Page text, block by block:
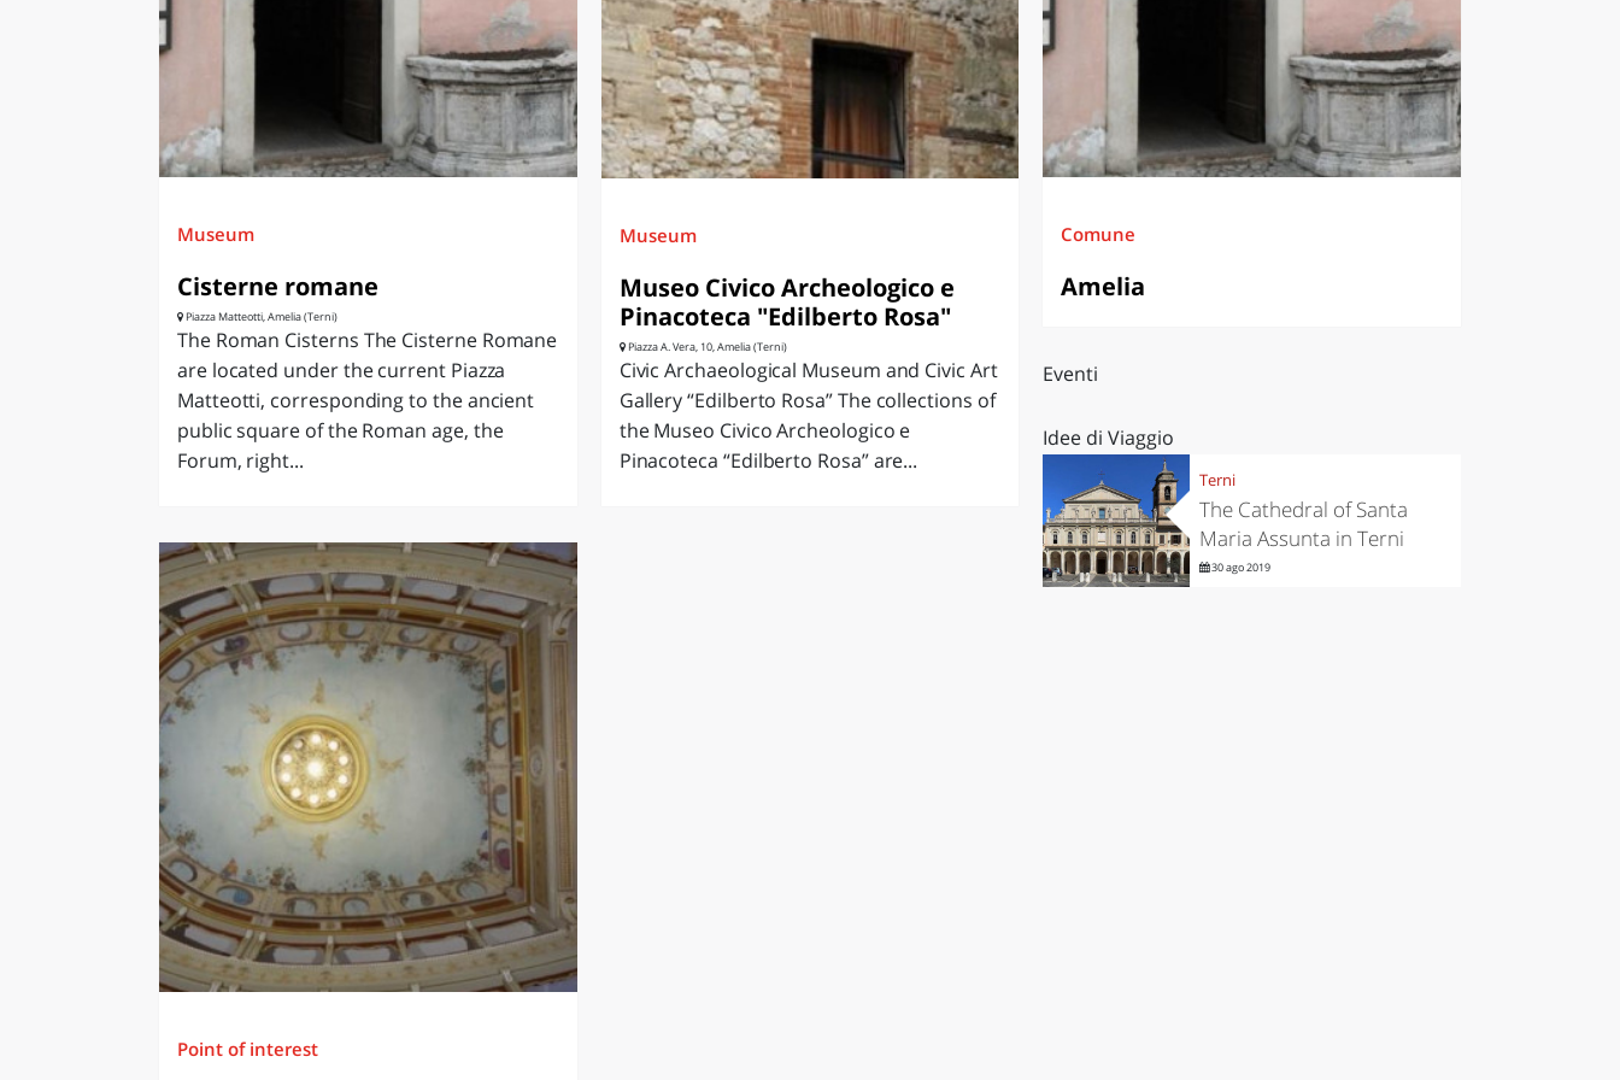
LAZIO SARDEGNA
Museum
Cisterne romane
Piazza Matteotti, Amelia (Terni)
The Roman Cisterns The Cisterne Romane
are located under the current Piazza
Matteotti, corresponding to the ancient
public square of the Roman age, the
Forum, right...
Museum
Museo Civico Archeologico e
Pinacoteca "Edilberto Rosa"
Piazza A. Vera, 10, Amelia (Terni)
Civic Archaeological Museum and Civic Art
Gallery “Edilberto Rosa” The collections of
the Museo Civico Archeologico e
Pinacoteca “Edilberto Rosa” are...
Point of interest
Comune
Amelia
Eventi
Idee di Viaggio
Terni
The Cathedral of Santa
Maria Assunta in Terni
30 ago 2019